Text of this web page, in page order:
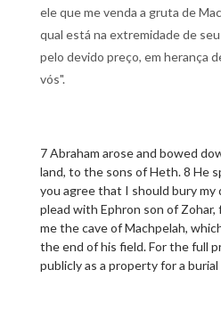
ele que me venda a gruta de
qual está na extremidade de
pelo devido preço, em herança
vós".
7 Abraham arose and bowed
land, to the sons of Heth. 8 He
you agree that I should bury my
plead with Ephron son of Zohar,
me the cave of Machpelah,
the end of his field. For the full
publicly as a property for a burial